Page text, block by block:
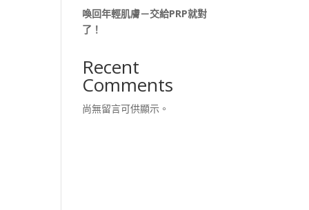
喚回年輕肌膚－交給PRP就對
了！
Recent
Comments
尚無留言可供顯示。